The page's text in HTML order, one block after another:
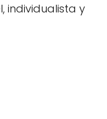
individualista y